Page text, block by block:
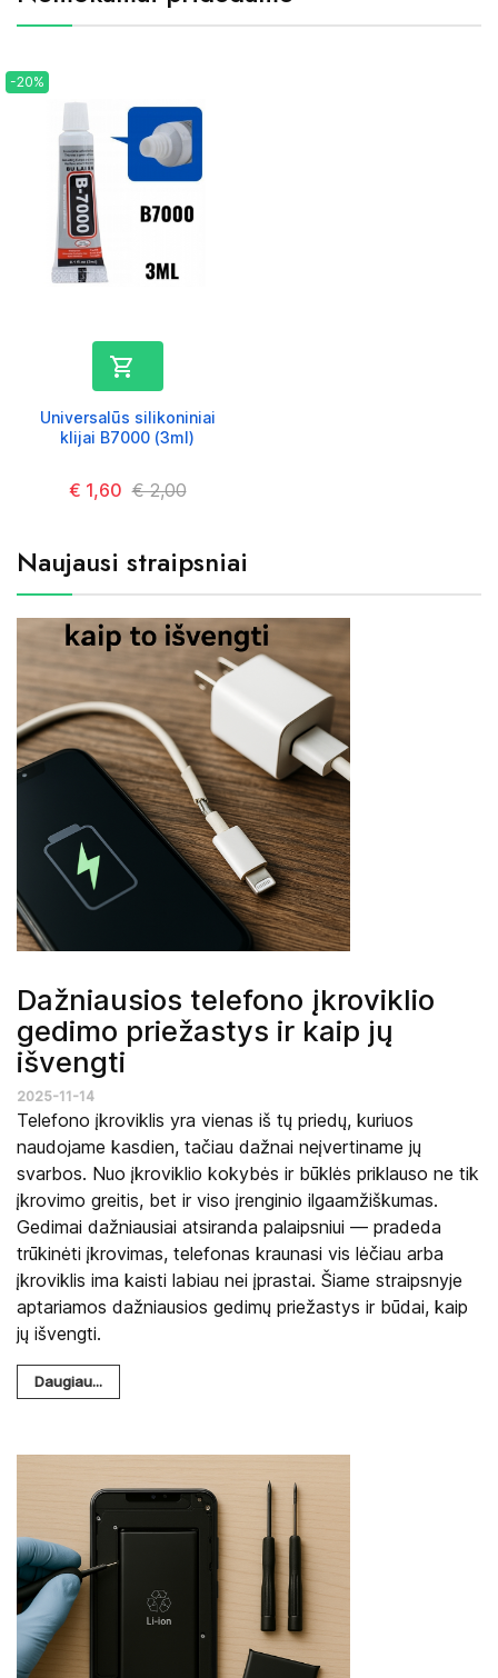
-20%

Universalūs silikoniniai
klijai B7000 (3ml)
Kaina
€ 1,60 Kaina
€ 2,00
Naujausi straipsniai
Dažniausios telefono įkroviklio
gedimo priežastys ir kaip jų
išvengti
2025-11-14
Telefono įkroviklis yra vienas iš tų priedų, kuriuos
naudojame kasdien, tačiau dažnai neįvertiname jų
svarbos. Nuo įkroviklio kokybės ir būklės priklauso ne tik
įkrovimo greitis, bet ir viso įrenginio ilgaamžiškumas.
Gedimai dažniausiai atsiranda palaipsniui — pradeda
trūkinėti įkrovimas, telefonas kraunasi vis lėčiau arba
įkroviklis ima kaisti labiau nei įprastai. Šiame straipsnyje
aptariamos dažniausios gedimų priežastys ir būdai, kaip
jų išvengti.
Daugiau...